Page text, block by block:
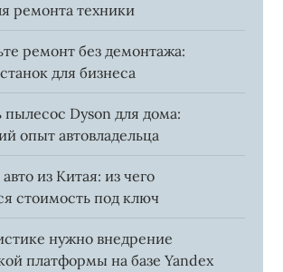
ремонта техники
ремонт без демонтажа:
для бизнеса
пылесос Dyson для дома:
опыт автовладельца
из Китая: из чего
стоимость под ключ
нужно внедрение
платформы на базе Yandex